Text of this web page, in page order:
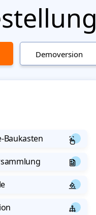
Demoversion
Baukasten